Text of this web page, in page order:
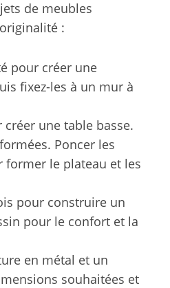
de meubles
:
pour créer une
fixez-les à un mur à
une table basse.
Poncer les
former le plateau et les
pour construire un
pour le confort et la
en métal et un
souhaitées et